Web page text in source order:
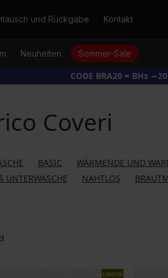
und Rückgabe Kontakt
Neuheiten Sommer-Sale
CODE BRA20 = BHs
Coveri
BASIC WÄRMENDE UND
UNTERWÄSCHE NAHTLOS
LIMITED